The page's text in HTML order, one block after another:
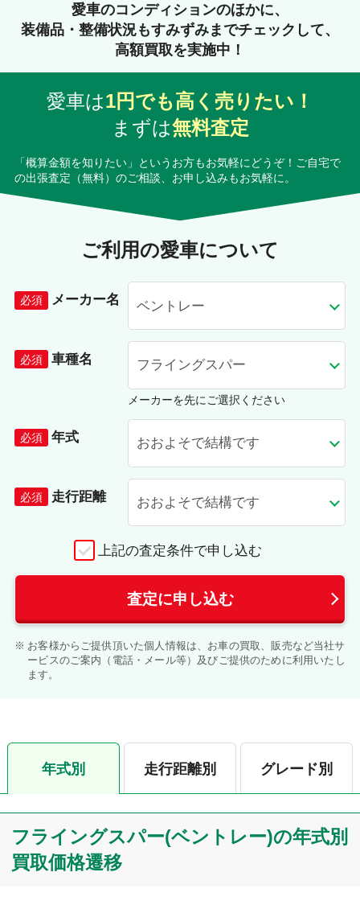
愛車のコンディションのほかに、
装備品・整備状況もすみずみまでチェックして、
高額買取を実施中！
愛車は1円でも高く売りたい！
まずは無料査定
「概算金額を知りたい」というお方もお気軽にどうぞ！ご自宅で
の出張査定（無料）のご相談、お申し込みもお気軽に。
ご利用の愛車について
メーカー名
車種名
メーカーを先にご選択ください
年式
走行距離
上記の査定条件で申し込む
査定に申し込む
お客様からご提供頂いた個人情報は、お車の買取、販売など当社サ
ービスのご案内（電話・メール等）及びご提供のために利用いたし
ます。
年式別 走行距離別 グレード別
フライングスパー(ベントレー)の年式別
買取価格遷移